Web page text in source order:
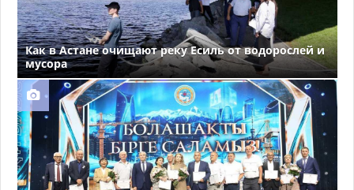
Как в Астане очищают реку Есиль от водорослей и
мусора